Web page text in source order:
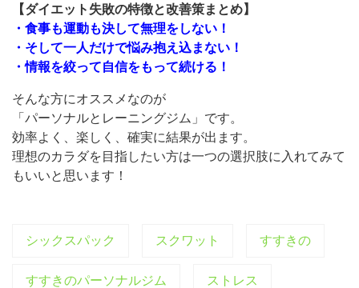
【ダイエット失敗の特徴と改善策まとめ】
・食事も運動も決して無理をしない！
・そして一人だけで悩み抱え込まない！
・情報を絞って自信をもって続ける！
そんな方にオススメなのが
「パーソナルとレーニングジム」です。
効率よく、楽しく、確実に結果が出ます。
理想のカラダを目指したい方は一つの選択肢に入れてみて
もいいと思います！
シックスパック スクワット すすきの
すすきのパーソナルジム ストレス